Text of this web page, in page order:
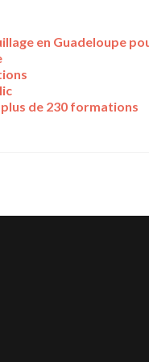
en Guadeloupe
de 230 formations